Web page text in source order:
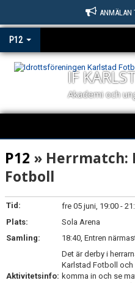
ANMÄLAN
P12
IF
Akademi och
HEM
NYHETER
KALENDER
P12 » Herrmatch:
Fotboll
Tid:
fre 05 juni, 19:00 -
Plats:
Sola Arena
Samling:
18:40, Entren
Aktivitetsinfo:
Det är derby i
Karlstad Fotboll och
komma in och se